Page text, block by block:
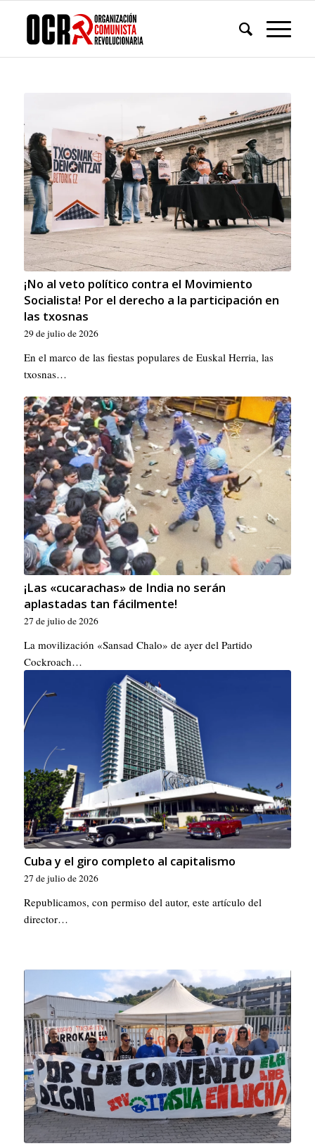
¡No al veto político contra el Movimiento
Socialista! Por el derecho a la participación en
las txosnas
29 de julio de 2026
En el marco de las fiestas populares de Euskal Herria, las
txosnas…
¡Las «cucarachas» de India no serán
aplastadas tan fácilmente!
27 de julio de 2026
La movilización «Sansad Chalo» de ayer del Partido
Cockroach…
Cuba y el giro completo al capitalismo
27 de julio de 2026
Republicamos, con permiso del autor, este artículo del
director…